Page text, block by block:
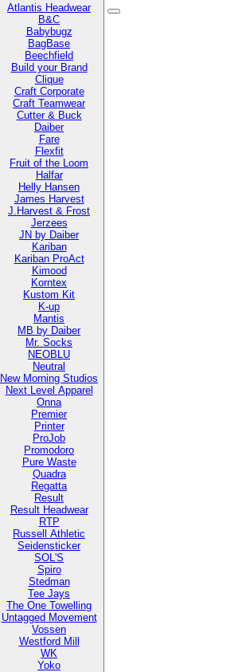
Atlantis Headwear
B&C
Babybugz
BagBase
Beechfield
Build your Brand
Clique
Craft Corporate
Craft Teamwear
Cutter & Buck
Daiber
Fare
Flexfit
Fruit of the Loom
Halfar
Helly Hansen
James Harvest
J.Harvest & Frost
Jerzees
JN by Daiber
Kariban
Kariban ProAct
Kimood
Korntex
Kustom Kit
K-up
Mantis
MB by Daiber
Mr. Socks
NEOBLU
Neutral
New Morning Studios
Next Level Apparel
Onna
Premier
Printer
ProJob
Promodoro
Pure Waste
Quadra
Regatta
Result
Result Headwear
RTP
Russell Athletic
Seidensticker
SOL'S
Spiro
Stedman
Tee Jays
The One Towelling
Untagged Movement
Vossen
Westford Mill
WK
Yoko